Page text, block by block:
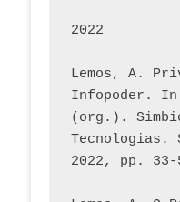
2022
Lemos, A.
Infopoder.
(org.).
Tecnologias.
2022, pp. 33-